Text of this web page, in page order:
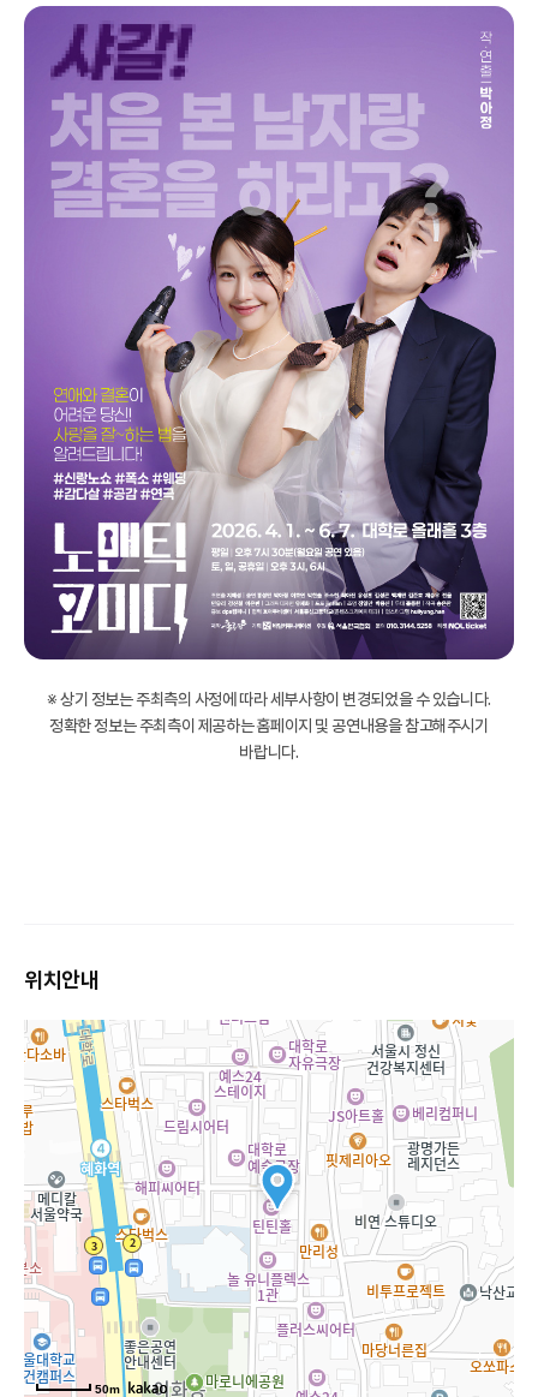
※ 상기 정보는 주최측의 사정에 따라 세부사항이 변경되었을 수 있습니다.
정확한 정보는 주최측이 제공하는 홈페이지 및 공연내용을 참고해주시기
바랍니다.
위치안내
50m